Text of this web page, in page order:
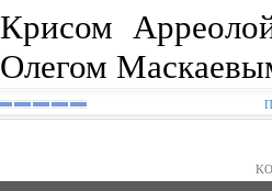
Крисом
Олегом